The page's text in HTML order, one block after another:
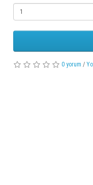
0 yorum /